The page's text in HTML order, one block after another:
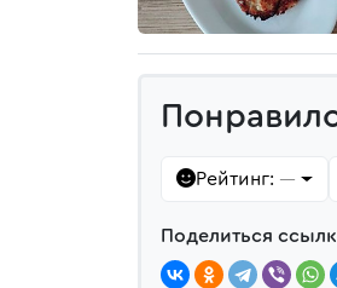
Рейтинг: —
Поделиться